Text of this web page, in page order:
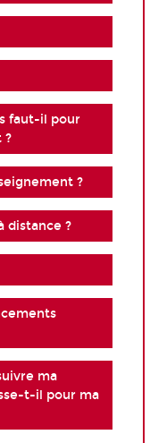
faut-il pour
?
?
distance ?
ma
t-il pour ma